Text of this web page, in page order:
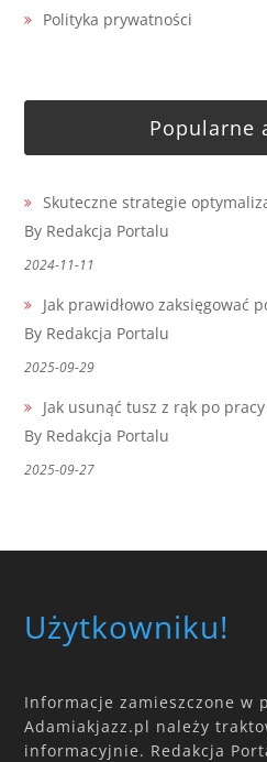
Polityka prywatności
Popularne
Skuteczne strategie
By Redakcja Portalu
2024-11-11
Jak prawidłowo zaksięgować
By Redakcja Portalu
2025-09-29
Jak usunąć tusz z rąk po
By Redakcja Portalu
2025-09-27
Użytkowniku!
Informacje zamieszczone w
Adamiakjazz.pl należy
informacyjnie. Redakcja